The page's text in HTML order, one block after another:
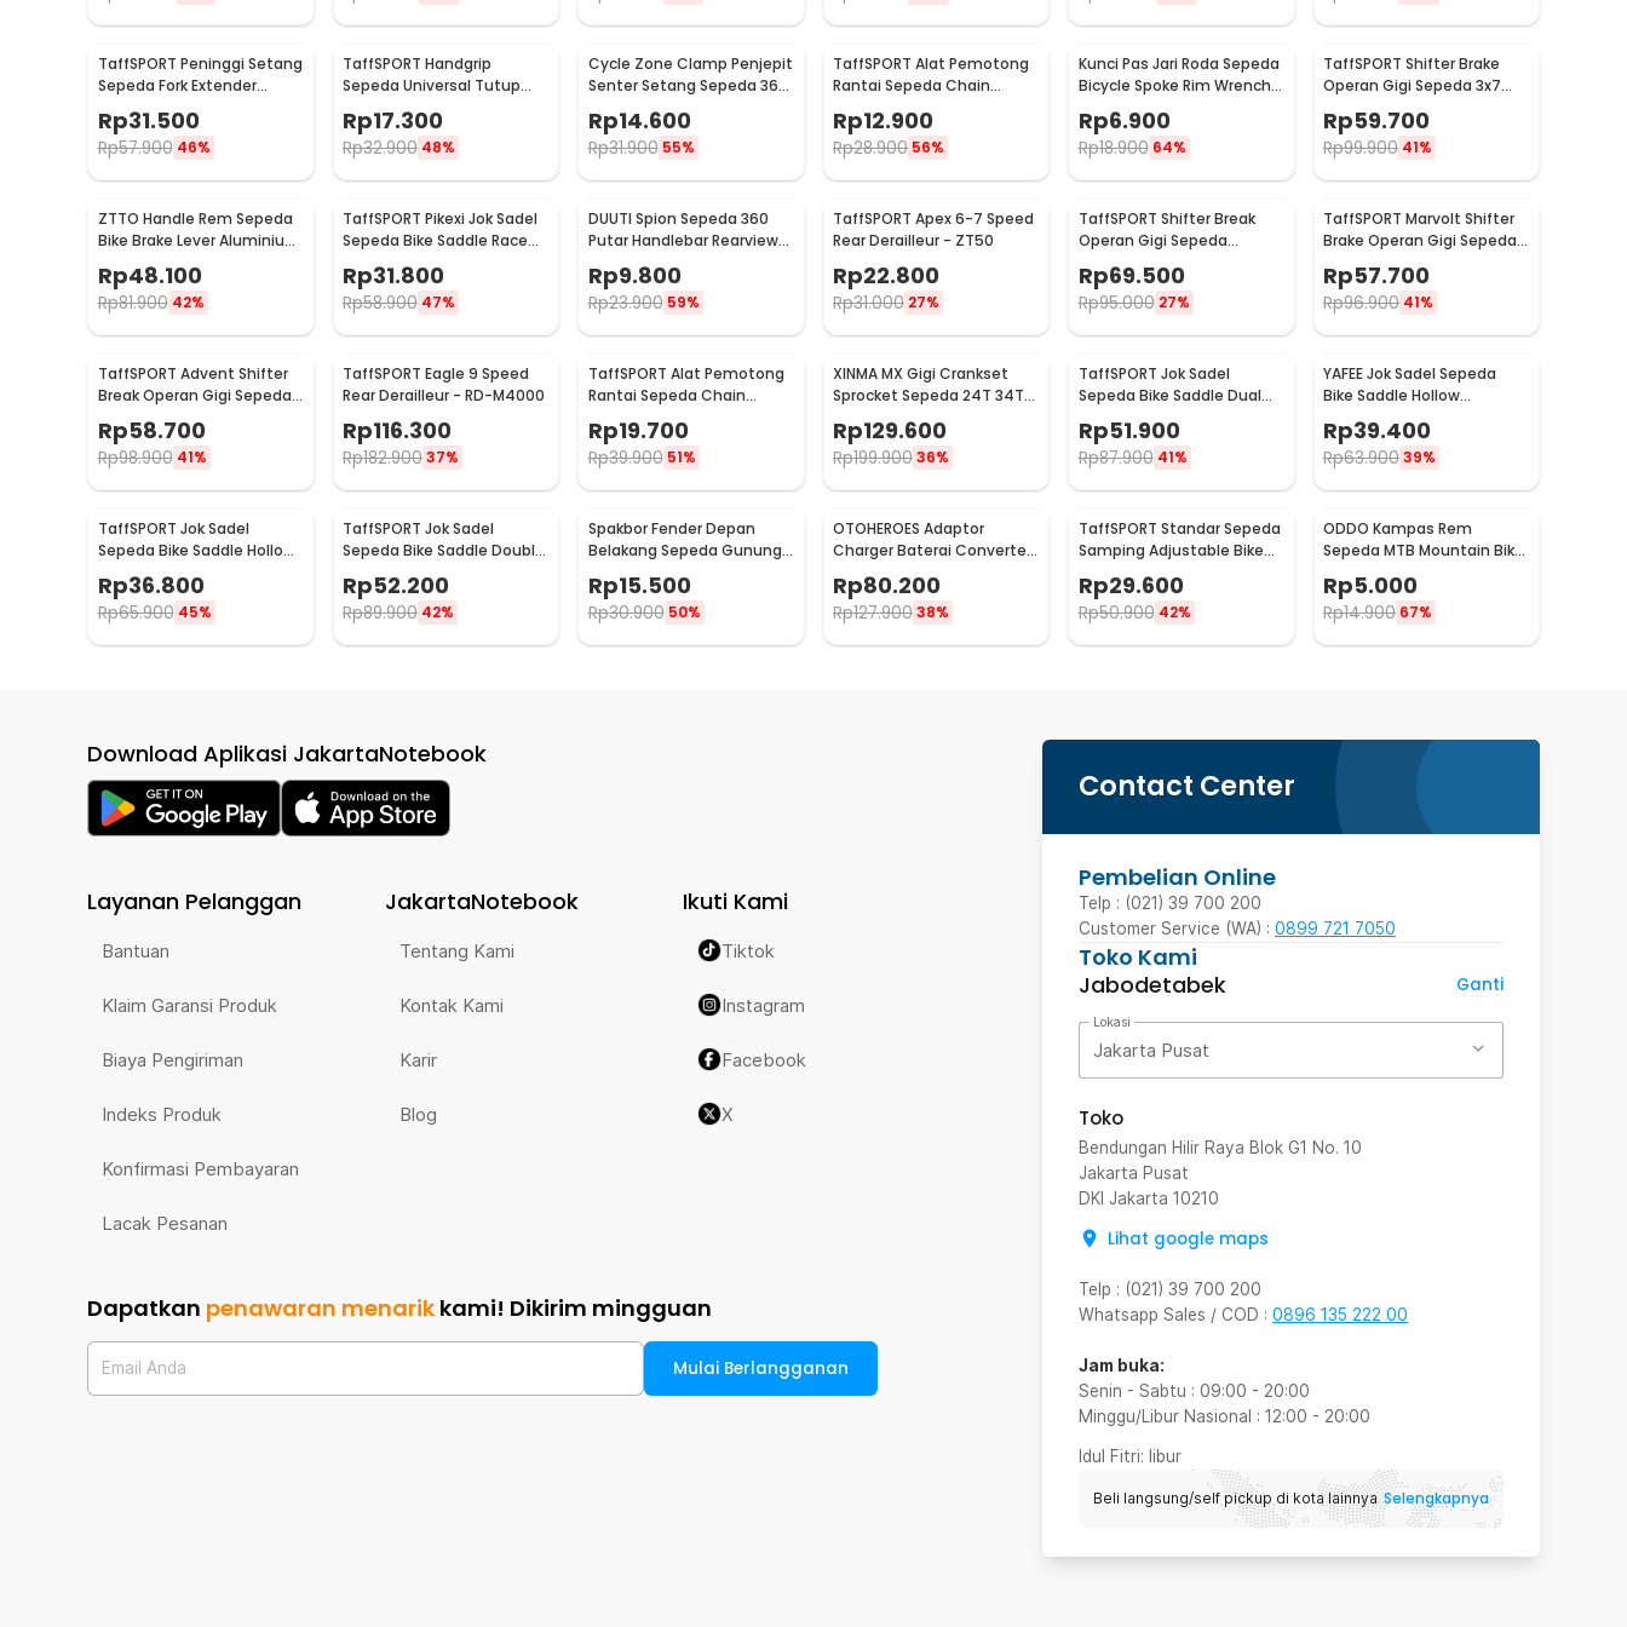
TaffSPORT Peninggi Setang
Sepeda Fork Extender
Aluminium Alloy 121mm -
SD53
Rp31.500
Rp57.900 46%
TaffSPORT Handgrip
Sepeda Universal Tutup
Setang Anti Slip Handlebar
- CL8455
Rp17.300
Rp32.900 48%
Cycle Zone Clamp Penjepit
Senter Setang Sepeda 360
Derajat - ZH1035
Rp14.600
Rp31.900 55%
TaffSPORT Alat Pemotong
Rantai Sepeda Chain
Rp12.900
Rp28.900 56%
Kunci Pas Jari Roda Sepeda
Bicycle Spoke Rim Wrench 8
Way - W805
Rp6.900
Rp18.900 64%
TaffSPORT Shifter Brake
Operan Gigi Sepeda 3x7
Rp59.700
Rp99.900 41%
ZTTO Handle Rem Sepeda
Bike Brake Lever Aluminium
1 Pair - CBL-09
Rp48.100
Rp81.900 42%
TaffSPORT Pikexi Jok Sadel
Sepeda Bike Saddle Race
Ergonomic Anti Air - FX20
Rp31.800
Rp58.900 47%
DUUTI Spion Sepeda 360
Putar Handlebar Rearview
Mirror Universal 1 PCS -
LY4437
Rp9.800
Rp23.900 59%
TaffSPORT Apex 6-7 Speed
Rear Derailleur - ZT50
Rp22.800
Rp31.000 27%
TaffSPORT Shifter Break
Operan Gigi Sepeda
Universal 3x9 Speed 2 PCS -
SL-M370
Rp69.500
Rp95.000 27%
TaffSPORT Marvolt Shifter
Brake Operan Gigi Sepeda
Rp57.700
Rp96.900 41%
TaffSPORT Advent Shifter
Break Operan Gigi Sepeda
3x8 Speed 2 PCS - SL-M310
Rp58.700
Rp98.900 41%
TaffSPORT Eagle 9 Speed
Rear Derailleur - RD-M4000
Rp116.300
Rp182.90037%
TaffSPORT Alat Pemotong
Rantai Sepeda Chain
Rp19.700
Rp39.900 51%
XINMA MX Gigi Crankset
Sprocket Sepeda 24T 34T
42T 7/8/9 Speed - TL-82-L
Rp129.600
Rp199.90036%
TaffSPORT Jok Sadel
Sepeda Bike Saddle Dual
- ZF25
Rp51.900
Rp87.900 41%
YAFEE Jok Sadel Sepeda
Bike Saddle Hollow
Ergonomic Breathable -
FX12
Rp39.400
Rp63.90039%
TaffSPORT Jok Sadel
Sepeda Bike Saddle Hollow
Ergonomic Breathable - YF-
1034
Rp36.800
Rp65.900 45%
TaffSPORT Jok Sadel
Sepeda Bike Saddle Double
ZF15
Rp52.200
Rp89.900 42%
Spakbor Fender Depan
Belakang Sepeda Gunung
Rp15.500
Rp30.900 50%
OTOHEROES Adaptor
Charger Baterai Converter
Aki Motor Skuter 48V 20Ah -
YF2021-12
Rp80.200
Rp127.90038%
TaffSPORT Standar Sepeda
Samping Adjustable Bike
Kickstand 34-39cm - Z50
Rp29.600
Rp50.900 42%
ODDO Kampas Rem
Sepeda MTB Mountain Bike
B39
Rp5.000
Rp14.900 67%
Contact Center
Pembelian Online
Telp : (021) 39 700 200
Customer Service (WA) : 0899 721 7050
Toko Kami
Jabodetabek
Ganti
Lokasi
Jakarta Pusat
Toko
Bendungan Hilir Raya Blok G1 No. 10
Jakarta Pusat
DKI Jakarta 10210
Lihat google maps
Telp : (021) 39 700 200
Whatsapp Sales / COD : 0896 135 222 00
Jam buka:
Senin - Sabtu : 09:00 - 20:00
Minggu/Libur Nasional : 12:00 - 20:00
Idul Fitri: libur
Beli langsung/self pickup di kota lainnya Selengkapnya
Download Aplikasi JakartaNotebook
Layanan Pelanggan
Bantuan
Klaim Garansi Produk
Biaya Pengiriman
Indeks Produk
Konfirmasi Pembayaran
Lacak Pesanan
JakartaNotebook
Tentang Kami
Kontak Kami
Karir
Blog
Ikuti Kami
Tiktok
Instagram
Facebook
X
Dapatkan penawaran menarik kami! Dikirim mingguan
Email Anda Mulai Berlangganan